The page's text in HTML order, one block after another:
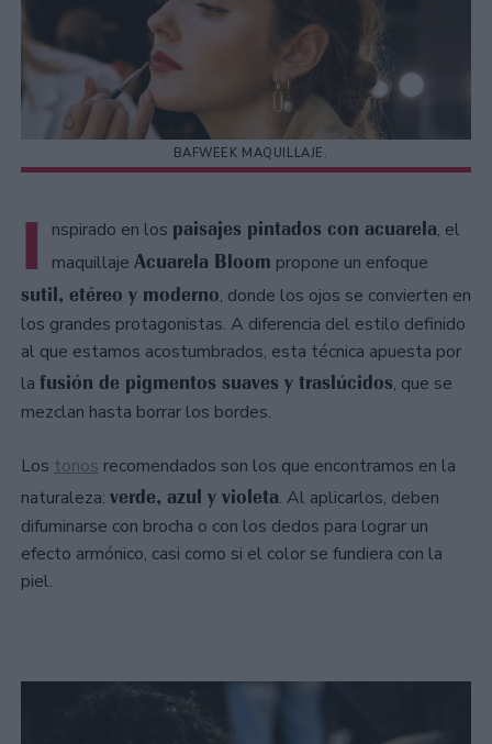
BAFWEEK MAQUILLAJE.
I nspirado en los paisajes pintados con acuarela, el
maquillaje Acuarela Bloom propone un enfoque
sutil, etéreo y moderno, donde los ojos se convierten en
los grandes protagonistas. A diferencia del estilo definido
al que estamos acostumbrados, esta técnica apuesta por
la fusión de pigmentos suaves y traslúcidos, que se
mezclan hasta borrar los bordes.
Los tonos recomendados son los que encontramos en la
naturaleza: verde, azul y violeta. Al aplicarlos, deben
difuminarse con brocha o con los dedos para lograr un
efecto armónico, casi como si el color se fundiera con la
piel.